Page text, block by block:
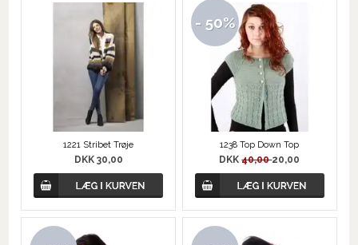
1221 Stribet Trøje
DKK 30,00
- 50%
1238 Top Down Top
DKK40,0020,00